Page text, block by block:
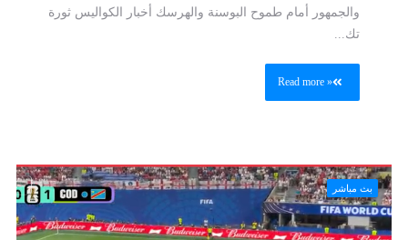
والجمهور أمام طموح البوسنة والهرسك أخبار الكواليس ثورة
تك...
Read more »
بث مباشر